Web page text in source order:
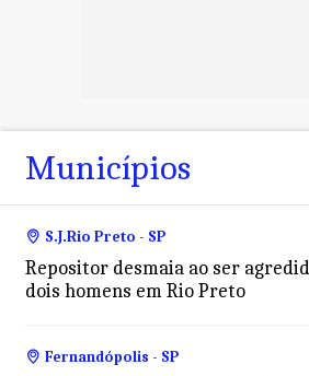
Municípios
S.J.Rio Preto - SP
Repositor desmaia ao ser
dois homens em Rio Preto
Fernandópolis - SP